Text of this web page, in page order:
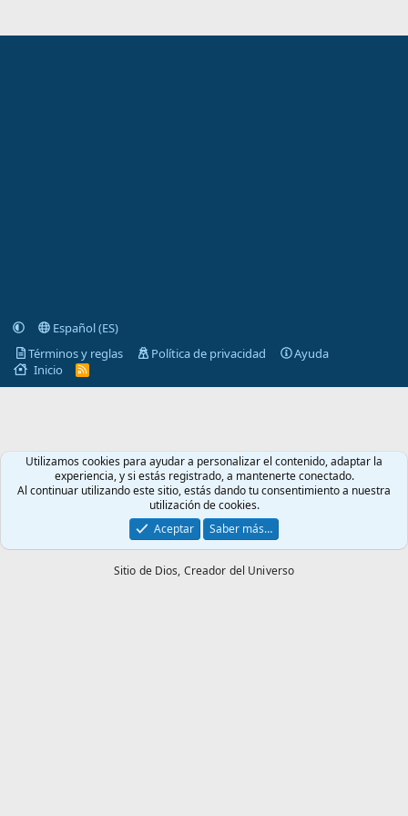
Español (ES)
Términos y reglas
Política de privacidad
Ayuda
Inicio
R
S
Utilizamos cookies para ayudar a personalizar el contenido, adaptar la
experiencia, y si estás registrado, a mantenerte conectado.
Al continuar utilizando este sitio, estás dando tu consentimiento a nuestra
utilización de cookies.
Aceptar
Saber más…
Sitio de Dios, Creador del Universo